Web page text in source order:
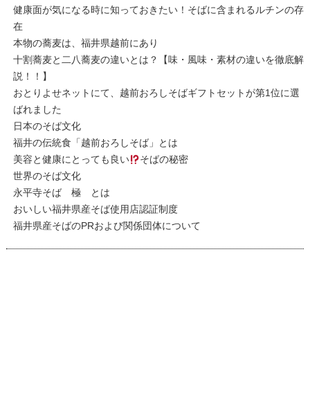
健康面が気になる時に知っておきたい！そばに含まれるルチンの存
在
本物の蕎麦は、福井県越前にあり
十割蕎麦と二八蕎麦の違いとは？【味・風味・素材の違いを徹底解
説！！】
おとりよせネットにて、越前おろしそばギフトセットが第1位に選
ばれました
日本のそば文化
福井の伝統食「越前おろしそば」とは
美容と健康にとっても良い
そばの秘密
世界のそば文化
永平寺そば 極 とは
おいしい福井県産そば使用店認証制度
福井県産そばのPRおよび関係団体について